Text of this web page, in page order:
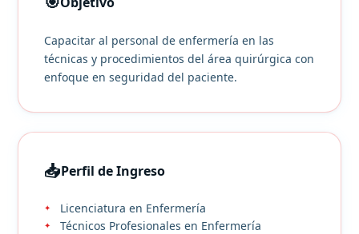
Capacitar al personal de enfermería en las
técnicas y procedimientos del área quirúrgica con
enfoque en seguridad del paciente.
📥Perfil de Ingreso
Licenciatura en Enfermería
Técnicos Profesionales en Enfermería